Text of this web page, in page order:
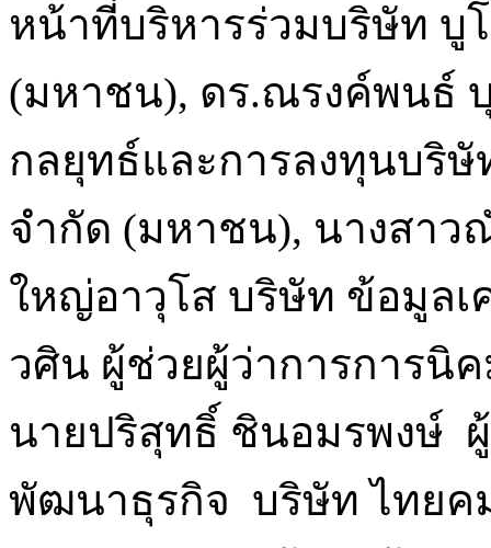
หน้าที่บริหารร่วมบริษัท บู
(มหาชน), ดร.ณรงค์พนธ์
กลยุทธ์และการลงทุนบริ
จำกัด (มหาชน), นางสา
ใหญ่อาวุโส บริษัท ข้อมูล
วศิน ผู้ช่วยผู้ว่าการการนิ
นายปริสุทธิ์ ชินอมรพงษ์
พัฒนาธุรกิจ บริษัท ไทยค